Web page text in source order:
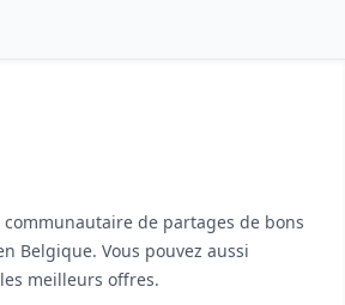
communautaire de partages de bons
Belgique. Vous pouvez aussi
meilleurs offres.